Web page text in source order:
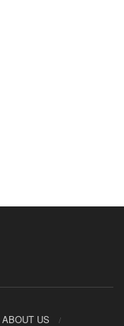
ABOUT US